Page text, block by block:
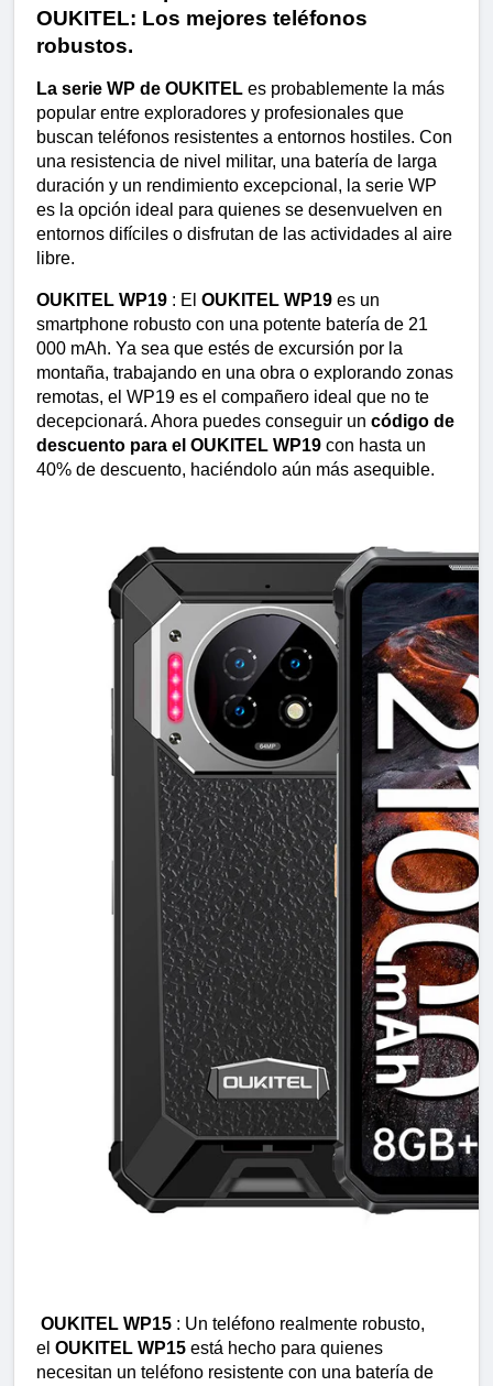
OUKITEL: Los mejores teléfonos
robustos.
La serie WP de OUKITEL es probablemente la más
popular entre exploradores y profesionales que
buscan teléfonos resistentes a entornos hostiles. Con
una resistencia de nivel militar, una batería de larga
duración y un rendimiento excepcional, la serie WP
es la opción ideal para quienes se desenvuelven en
entornos difíciles o disfrutan de las actividades al aire
libre.
OUKITEL WP19 : El OUKITEL WP19 es un
smartphone robusto con una potente batería de 21
000 mAh. Ya sea que estés de excursión por la
montaña, trabajando en una obra o explorando zonas
remotas, el WP19 es el compañero ideal que no te
decepcionará. Ahora puedes conseguir un código de
descuento para el OUKITEL WP19 con hasta un
40% de descuento, haciéndolo aún más asequible.
OUKITEL WP15 : Un teléfono realmente robusto,
el OUKITEL WP15 está hecho para quienes
necesitan un teléfono resistente con una batería de